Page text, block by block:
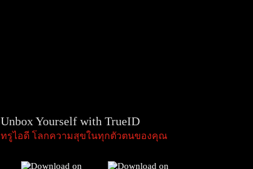
Unbox Yourself with TrueID
ทรูไอดี โลกความสุขในทุกตัวตนของคุณ